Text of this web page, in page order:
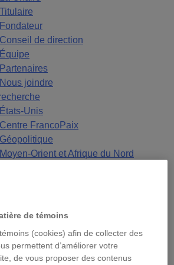
Titulaire
Fondateur
Conseil de direction
Équipe
Partenaires
Nous joindre
États-Unis
Centre FrancoPaix
Géopolitique
Moyen-Orient et Afrique du Nord
e-s
États-Unis
Centre FrancoPaix
de témoins
(cookies) afin de collecter des
permettent d’améliorer votre
de vous proposer des contenus